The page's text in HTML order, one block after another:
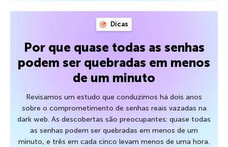
Dicas
Por que quase todas as senhas
podem ser quebradas em menos
de um minuto
Revisamos um estudo que conduzimos há dois anos
sobre o comprometimento de senhas reais vazadas na
dark web. As descobertas são preocupantes: quase todas
as senhas podem ser quebradas em menos de um
minuto, e três em cada cinco levam menos de uma hora.